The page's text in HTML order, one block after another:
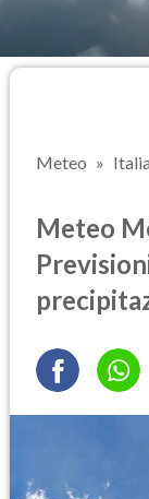
Meteo Italia
Meteo